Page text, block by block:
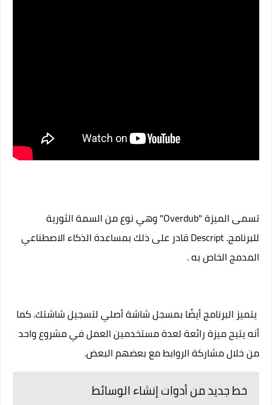
تسمى الميزة "Overdub" وهي نوع من السمة الثورية
للبرنامج. Descript قادر على ذلك بمساعدة الذكاء الاصطناعي
المدمج الخاص به .
يتميز البرنامج أيضًا بمسجل شاشة أصلي لتسجيل شاشتك. كما
أنه يتيح ميزة رائعة لعدة مستخدمين العمل في مشروع واحد
من خلال مشاركة الروابط مع بعضهم البعض.
خط جديد من أدوات إنشاء الوسائط